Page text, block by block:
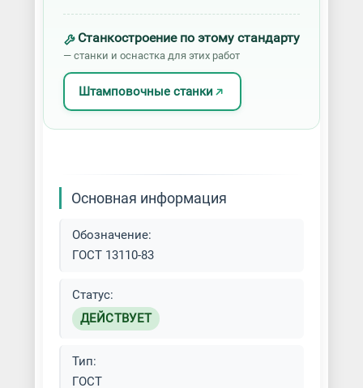
Листовая штамповка
Штамповка алюминия
Штамповка для ковки
Штамповка медалей
Станкостроение по этому стандарту
— станки и оснастка для этих работ
Штамповочные станки
Основная информация
Обозначение:
ГОСТ 13110-83
Статус:
ДЕЙСТВУЕТ
Тип:
ГОСТ